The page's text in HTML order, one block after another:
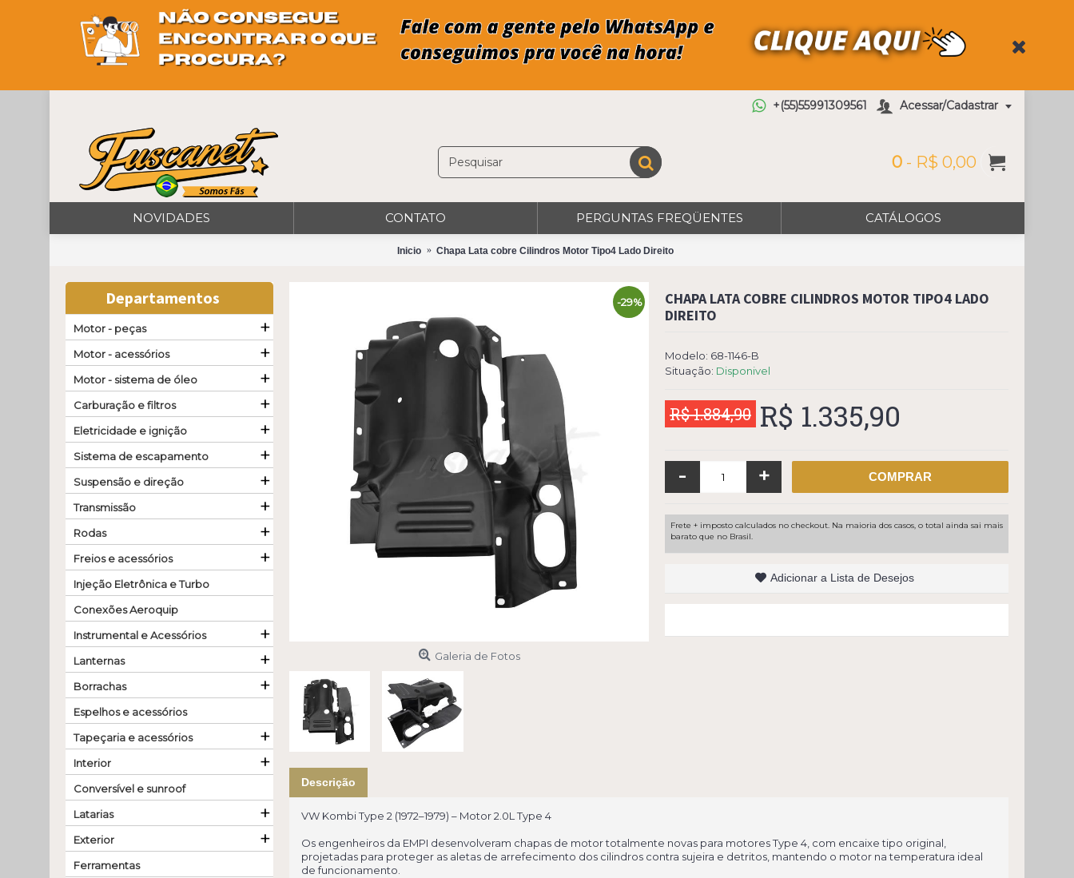
+(55)55991309561 Acessar/Cadastrar
0 - R$ 0,00
NOVIDADES CONTATO PERGUNTAS FREQÜENTES CATÁLOGOS
Inicio Chapa Lata cobre Cilindros Motor Tipo4 Lado Direito
Departamentos
Motor - peças +
Motor - acessórios +
Motor - sistema de óleo +
Carburação e filtros +
Eletricidade e ignição +
Sistema de escapamento +
Suspensão e direção +
Transmissão +
Rodas +
Freios e acessórios +
Injeção Eletrônica e Turbo
Conexões Aeroquip
Instrumental e Acessórios
+
Lanternas +
Borrachas +
Espelhos e acessórios
Tapeçaria e acessórios
+
Interior +
Conversível e sunroof
Latarias
+
Exterior +
Ferramentas
-29%
Galeria de Fotos
CHAPA LATA COBRE CILINDROS MOTOR TIPO4 LADO
DIREITO
Modelo: 68-1146-B
Situação: Disponivel
R$ 1.884,90 R$ 1.335,90
- + COMPRAR
Frete + imposto calculados no checkout. Na maioria dos casos, o total ainda sai mais
barato que no Brasil.
Adicionar a Lista de Desejos
Descrição
VW Kombi Type 2 (1972–1979) – Motor 2.0L Type 4
Os engenheiros da EMPI desenvolveram chapas de motor totalmente novas para motores Type 4, com encaixe tipo original,
projetadas para proteger as aletas de arrefecimento dos cilindros contra sujeira e detritos, mantendo o motor na temperatura ideal
de funcionamento.